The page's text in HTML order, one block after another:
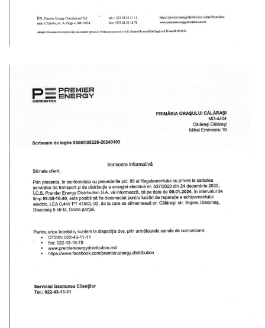
Serviciul
Serviciul
în
Reglementarea
Regimului
Funciar
Serviciul
Relaţii
cu
Publicul
Specialist